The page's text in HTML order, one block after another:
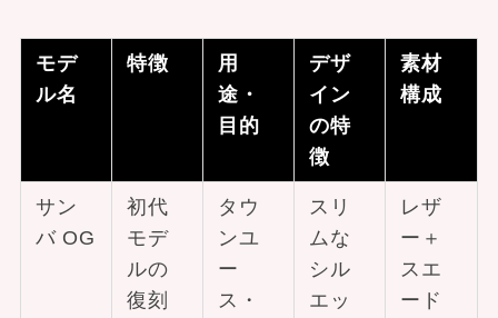
モデ
ル名
特徴
用
途・
目的
デザ
イン
の特
徴
素材
構成
サン
バ OG
初代
モデ
ルの
復刻
タウ
ンユ
ー
ス・
スリ
ムな
シル
エッ
レザ
ー＋
スエ
ード